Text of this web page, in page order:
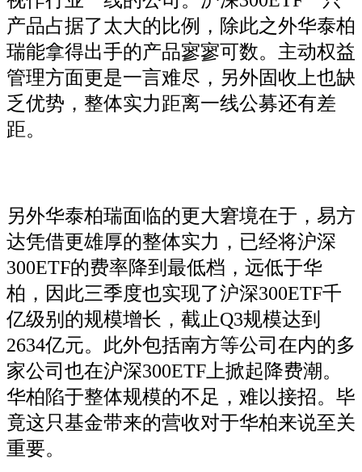
产品占据了太大的比例，除此之外华泰柏
瑞能拿得出手的产品寥寥可数。主动权益
管理方面更是一言难尽，另外固收上也缺
乏优势，整体实力距离一线公募还有差
距。
另外华泰柏瑞面临的更大窘境在于，易方
达凭借更雄厚的整体实力，已经将沪深
300ETF的费率降到最低档，远低于华
柏，因此三季度也实现了沪深300ETF千
亿级别的规模增长，截止Q3规模达到
2634亿元。此外包括南方等公司在内的多
家公司也在沪深300ETF上掀起降费潮。
华柏陷于整体规模的不足，难以接招。毕
竟这只基金带来的营收对于华柏来说至关
重要。